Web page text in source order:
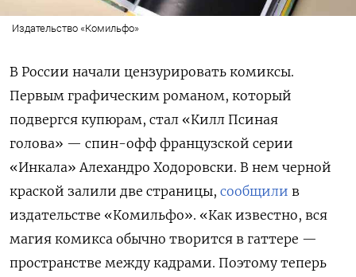
Издательство «Комильфо»
В России начали цензурировать комиксы.
Первым графическим романом, который
подвергся купюрам, стал «Килл Псиная
голова» — спин-офф французской серии
«Инкала» Алехандро Ходоровски. В нем черной
краской залили две страницы, сообщили в
издательстве «Комильфо». «Как известно, вся
магия комикса обычно творится в гаттере —
пространстве между кадрами. Поэтому теперь